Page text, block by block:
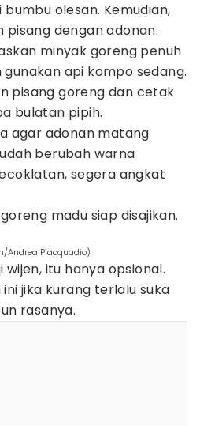
olesan. Kemudian,
pisang dengan adonan.
minyak goreng penuh
api kompo sedang.
pisang goreng dan cetak
bulatan pipih.
agar adonan matang
berubah warna
segera angkat
madu siap disajikan.
Andrea Piacquadio)
itu hanya opsional.
jika kurang terlalu suka
rasanya.